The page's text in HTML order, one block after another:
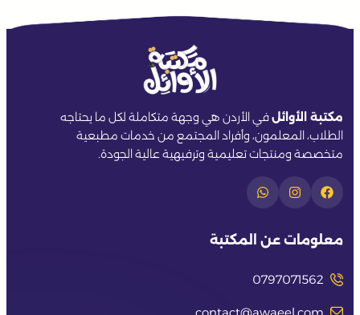
مكتبة الأوائلفي الأردن هي وجهة متكاملة لكل ما يحتاجه
الطلاب، المعلمون، وأفراد المجتمع من خدمات مطبعية
متخصصة ومنتجات تعليمية وترفيهية عالية الجودة.
معلومات عن المكتبة
0797071562